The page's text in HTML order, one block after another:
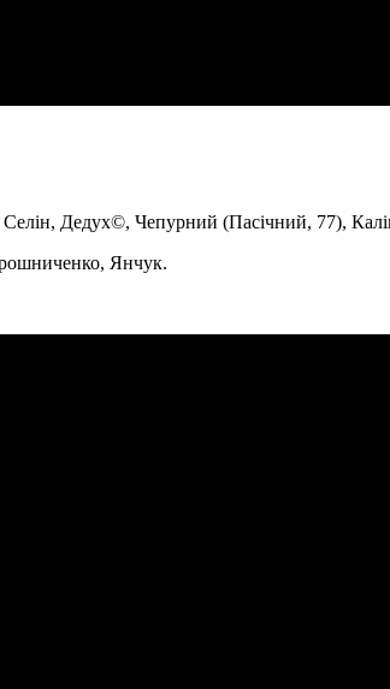
Дедух©, Чепурний (Пасічний, 77),
Янчук.